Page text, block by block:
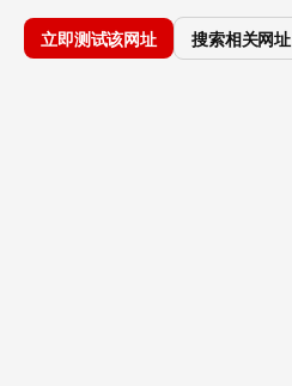
立即测试该网址 搜索相关网址